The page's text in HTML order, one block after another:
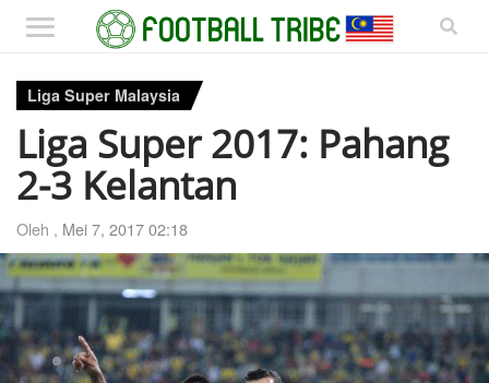
Liga Super Malaysia
Liga Super 2017: Pahang
2-3 Kelantan
Oleh , Mei 7, 2017 02:18